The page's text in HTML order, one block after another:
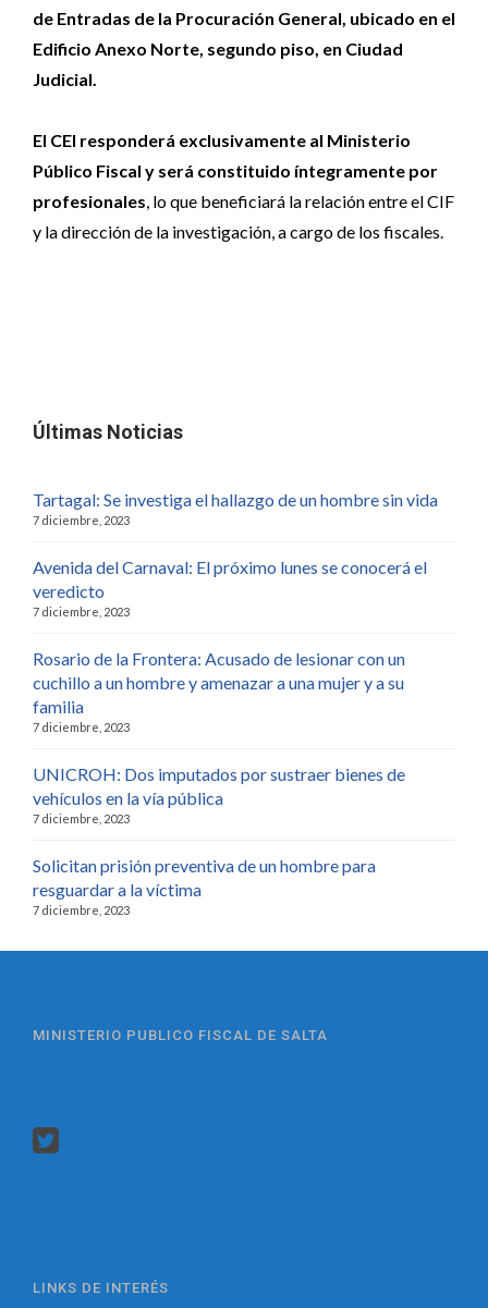
de Entradas de la Procuración General, ubicado en el
Edificio Anexo Norte, segundo piso, en Ciudad
Judicial.
El CEI responderá exclusivamente al Ministerio
Público Fiscal y será constituido íntegramente por
profesionales, lo que beneficiará la relación entre el CIF
y la dirección de la investigación, a cargo de los fiscales.
Últimas Noticias
Tartagal: Se investiga el hallazgo de un hombre sin vida
7 diciembre, 2023
Avenida del Carnaval: El próximo lunes se conocerá el
veredicto
7 diciembre, 2023
Rosario de la Frontera: Acusado de lesionar con un
cuchillo a un hombre y amenazar a una mujer y a su
familia
7 diciembre, 2023
UNICROH: Dos imputados por sustraer bienes de
vehículos en la vía pública
7 diciembre, 2023
Solicitan prisión preventiva de un hombre para
resguardar a la víctima
7 diciembre, 2023
MINISTERIO PUBLICO FISCAL DE SALTA
LINKS DE INTERÉS